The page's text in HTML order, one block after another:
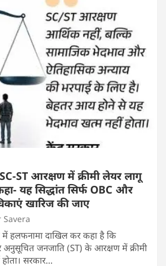
ST आरक्षण में क्रीमी लेयर लागू
यह सिद्धांत सिर्फ OBC और
खारिज की जाए
Savera
में हलफनामा दाखिल कर कहा है कि
जनजाति (ST) के आरक्षण में क्रीमी
सरकार…